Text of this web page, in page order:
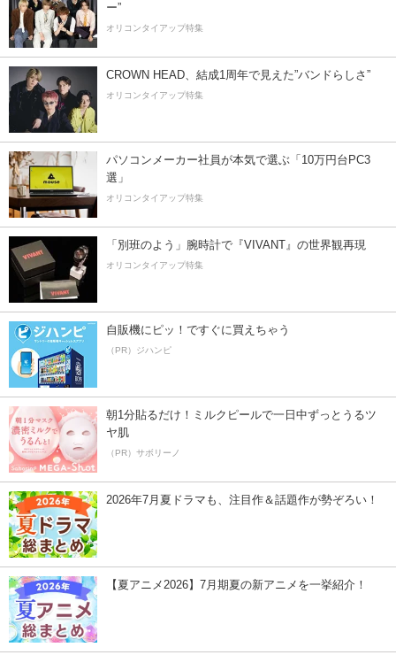
ー”
オリコンタイアップ特集
CROWN HEAD、結成1周年で見えた”バンドらしさ”
オリコンタイアップ特集
パソコンメーカー社員が本気で選ぶ「10万円台PC3
選」
オリコンタイアップ特集
「別班のよう」腕時計で『VIVANT』の世界観再現
オリコンタイアップ特集
自販機にピッ！ですぐに買えちゃう
（PR）ジハンピ
朝1分貼るだけ！ミルクピールで一日中ずっとうるツ
ヤ肌
（PR）サボリーノ
2026年7月夏ドラマも、注目作＆話題作が勢ぞろい！
【夏アニメ2026】7月期夏の新アニメを一挙紹介！